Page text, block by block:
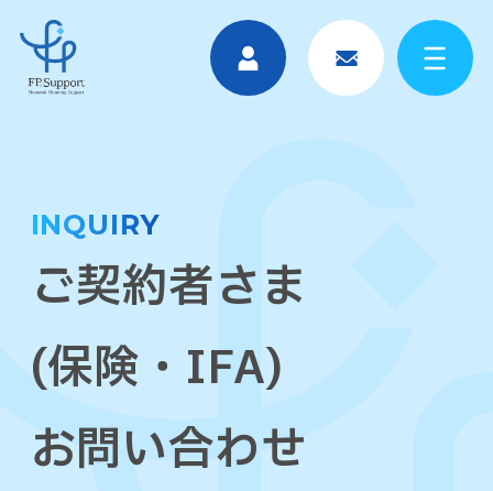
INQUIRY
ご契約者さま
(保険・IFA)
お問い合わせ